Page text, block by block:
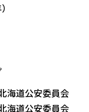
海道公安委員会
海道公安委員会